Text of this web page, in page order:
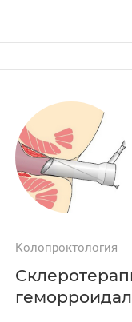
Колопроктология